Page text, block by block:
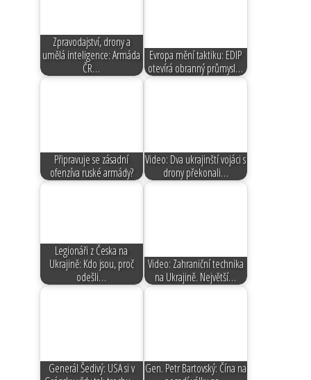
Zpravodajství, drony a
umělá inteligence: Armáda
ČR…
Evropa mění taktiku: EDIP
otevírá obranný průmysl…
Připravuje se zásadní
ofenzíva ruské armády?
Video: Dva ukrajinští vojáci s
drony překonali…
Legionáři z Česka na
Ukrajině: Kdo jsou, proč
odešli…
Video: Zahraniční technika
na Ukrajině. Největší…
Generál Šedivý: USA si v
Gen. Petr Bartovský: Čína na